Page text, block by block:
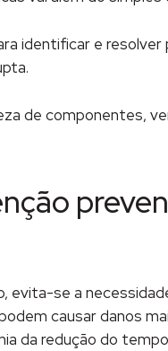
identificar e
de componentes,
evita-se a
causar danos
da redução do